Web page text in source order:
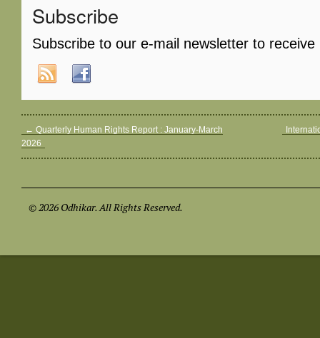
Subscribe
Subscribe to our e-mail newsletter to receive
← Quarterly Human Rights Report : January-March
2026
© 2026 Odhikar. All Rights Reserved.